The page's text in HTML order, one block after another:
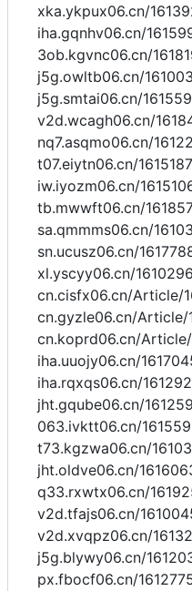
xka.ykpux06.cn/
iha.gqnhv06.cn/
3ob.kgvnc06.cn/
j5g.owltb06.cn/
j5g.smtai06.cn/
v2d.wcagh06.cn/
nq7.asqmo06.cn/
t07.eiytn06.cn/
iw.iyozm06.cn/
tb.mwwft06.cn/
sa.qmmms06.cn/
sn.ucusz06.cn/
xl.yscyy06.cn/
cn.cisfx06.cn/Article/
cn.gyzle06.cn/Article/
cn.koprd06.cn/Article/
iha.uuojy06.cn/
iha.rqxqs06.cn/
jht.gqube06.cn/
063.ivktt06.cn/
t73.kgzwa06.cn/
jht.oldve06.cn/
q33.rxwtx06.cn/
v2d.tfajs06.cn/
v2d.xvqpz06.cn/
j5g.blywy06.cn/
px.fbocf06.cn/